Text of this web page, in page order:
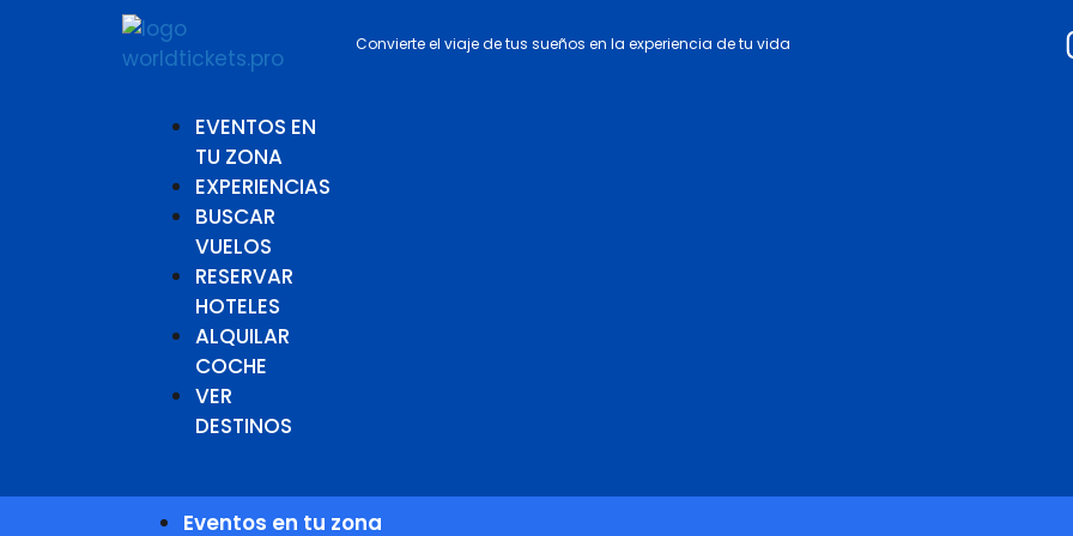
Convierte el viaje de tus sueños en la experiencia de tu vida
EVENTOS EN
TU ZONA
EXPERIENCIAS
BUSCAR
VUELOS
RESERVAR
HOTELES
ALQUILAR
COCHE
VER
DESTINOS
Eventos en tu zona